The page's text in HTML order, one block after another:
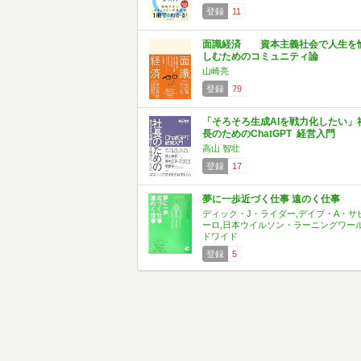
登録
11
面識経済 資本主義社会で人生を
しむためのコミュニティ論
山崎亮
登録
79
「そろそろ生成AIを戦力化したい」
長のためのChatGPT 経営入門
高山 智壮
登録
17
夢に一歩近づく仕事 遠のく仕事
ディック・J・ライダー,デイブ・A・サ
ーロ,日本ウイルソン・ラーニングワー
ドワイド
登録
5